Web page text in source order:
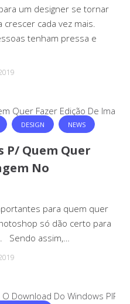
um designer se tornar
crescer cada vez mais.
tenham pressa e
DESIGN NEWS
Quem Quer
No
para quem quer
só dão certo para
Sendo assim,…